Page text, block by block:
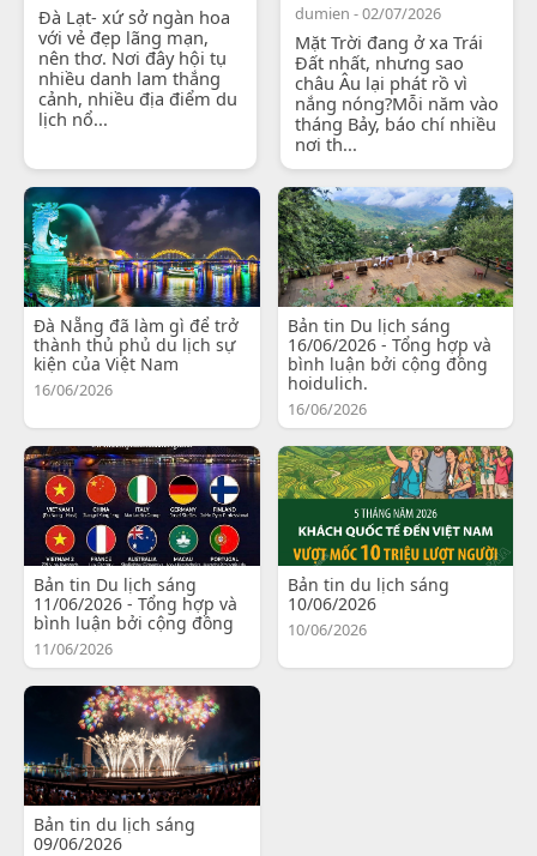
Đà Lạt- xứ sở ngàn hoa
với vẻ đẹp lãng mạn,
nên thơ. Nơi đây hội tụ
nhiều danh lam thắng
cảnh, nhiều địa điểm du
lịch nổ...
dumien - 02/07/2026
Mặt Trời đang ở xa Trái
Đất nhất, nhưng sao
châu Âu lại phát rồ vì
nắng nóng?Mỗi năm vào
tháng Bảy, báo chí nhiều
nơi th...
Đà Nẵng đã làm gì để trở
thành thủ phủ du lịch sự
kiện của Việt Nam
16/06/2026
Bản tin Du lịch sáng
16/06/2026 - Tổng hợp và
bình luận bởi cộng đồng
hoidulich.
16/06/2026
Bản tin Du lịch sáng
11/06/2026 - Tổng hợp và
bình luận bởi cộng đồng
11/06/2026
Bản tin du lịch sáng
10/06/2026
10/06/2026
Bản tin du lịch sáng
09/06/2026